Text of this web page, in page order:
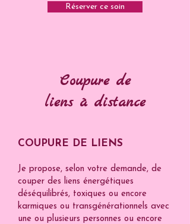
Réserver ce soin
Coupure de
liens à distance
COUPURE DE LIENS
Je propose, selon votre demande, de
couper des liens énergétiques
déséquilibrés, toxiques ou encore
karmiques ou transgénérationnels avec
une ou plusieurs personnes ou encore